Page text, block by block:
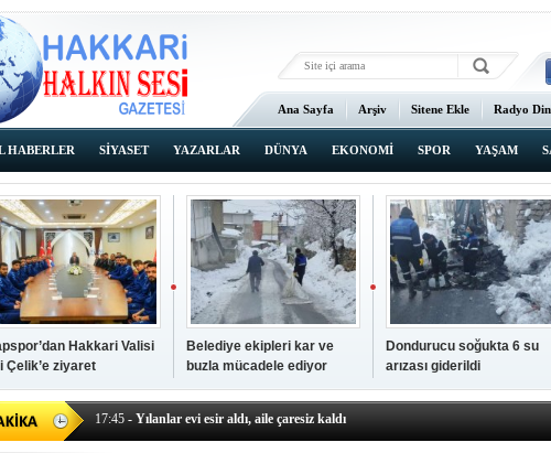
Ana Sayfa Arşiv Sitene Ekle Radyo
HABERLER SİYASET YAZARLAR DÜNYA EKONOMİ SPOR YAŞAM
Hakkari Valisi
Çelik’e ziyaret
Belediye ekipleri kar ve
buzla mücadele ediyor
Dondurucu soğukta 6 su
arızası giderildi
14:38
- Başkan Kaya, Oda ve sendika temsilcilerini ağırladı
17:43 - Hakkari Cumhuriyet Başsavcısı Ufuk Turan görevine başladı
17:39- Güneydoğu'dan Berçelan'a serinlik yolculuğu